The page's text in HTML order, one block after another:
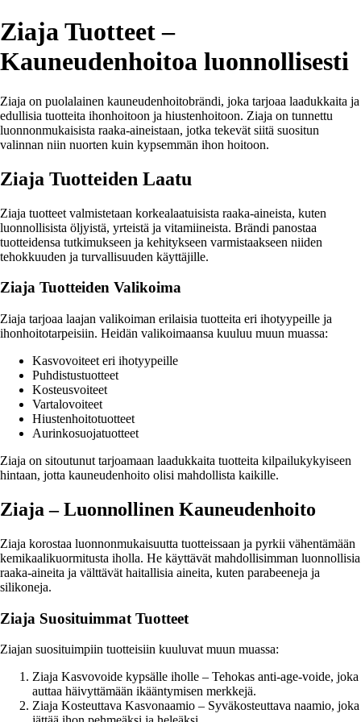
Ziaja Tuotteet –
Kauneudenhoitoa luonnollisesti
Ziaja on puolalainen kauneudenhoitobrändi, joka tarjoaa laadukkaita ja
edullisia tuotteita ihonhoitoon ja hiustenhoitoon. Ziaja on tunnettu
luonnonmukaisista raaka-aineistaan, jotka tekevät siitä suositun
valinnan niin nuorten kuin kypsemmän ihon hoitoon.
Ziaja Tuotteiden Laatu
Ziaja tuotteet valmistetaan korkealaatuisista raaka-aineista, kuten
luonnollisista öljyistä, yrteistä ja vitamiineista. Brändi panostaa
tuotteidensa tutkimukseen ja kehitykseen varmistaakseen niiden
tehokkuuden ja turvallisuuden käyttäjille.
Ziaja Tuotteiden Valikoima
Ziaja tarjoaa laajan valikoiman erilaisia tuotteita eri ihotyypeille ja
ihonhoitotarpeisiin. Heidän valikoimaansa kuuluu muun muassa:
Kasvovoiteet eri ihotyypeille
Puhdistustuotteet
Kosteusvoiteet
Vartalovoiteet
Hiustenhoitotuotteet
Aurinkosuojatuotteet
Ziaja on sitoutunut tarjoamaan laadukkaita tuotteita kilpailukykyiseen
hintaan, jotta kauneudenhoito olisi mahdollista kaikille.
Ziaja – Luonnollinen Kauneudenhoito
Ziaja korostaa luonnonmukaisuutta tuotteissaan ja pyrkii vähentämään
kemikaalikuormitusta iholla. He käyttävät mahdollisimman luonnollisia
raaka-aineita ja välttävät haitallisia aineita, kuten parabeeneja ja
silikoneja.
Ziaja Suosituimmat Tuotteet
Ziajan suosituimpiin tuotteisiin kuuluvat muun muassa:
Ziaja Kasvovoide kypsälle iholle – Tehokas anti-age-voide, joka
auttaa häivyttämään ikääntymisen merkkejä.
Ziaja Kosteuttava Kasvonaamio – Syväkosteuttava naamio, joka